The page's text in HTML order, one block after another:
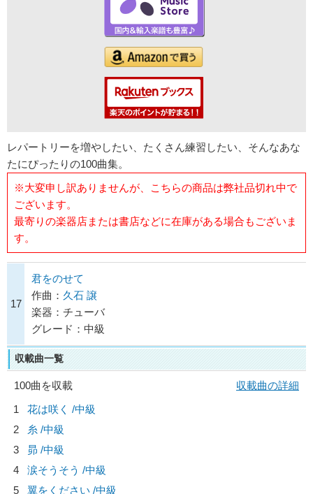
レパートリーを増やしたい、たくさん練習したい、そんなあな
たにぴったりの100曲集。
※大変申し訳ありませんが、こちらの商品は弊社品切れ中で
ございます。
最寄りの楽器店または書店などに在庫がある場合もございま
す。
17
君をのせて
作曲： 久石 譲
楽器：チューバ
グレード：中級
収載曲一覧
100曲を収載
収載曲の詳細
1
花は咲く /中級
2
糸 /中級
3
昴 /中級
4
涙そうそう /中級
5
翼をください /中級